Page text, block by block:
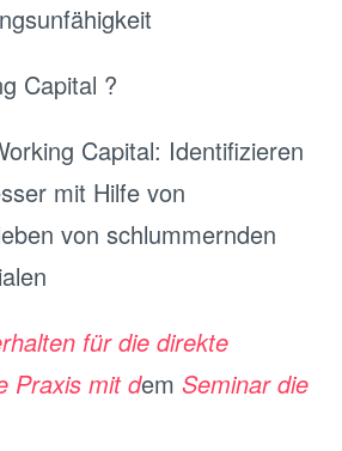
Capital ?
Capital: Identifizieren
mit Hilfe von
von schlummernden
für die direkte
Praxis mit dem Seminar die